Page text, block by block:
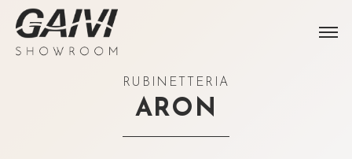
RUBINETTERIA
ARON